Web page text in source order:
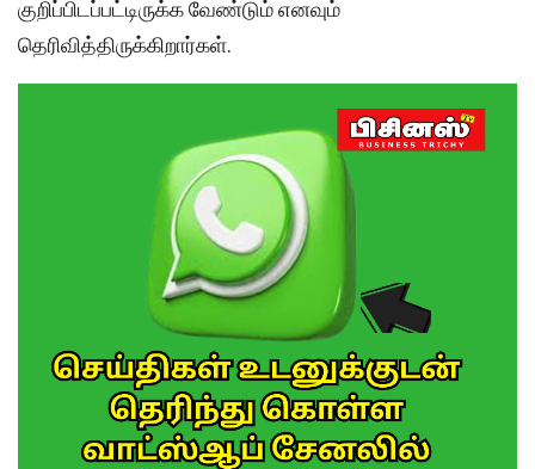
குறிப்பிடப்பட்டிருக்க வேண்டும் எனவும்
தெரிவித்திருக்கிறார்கள்.